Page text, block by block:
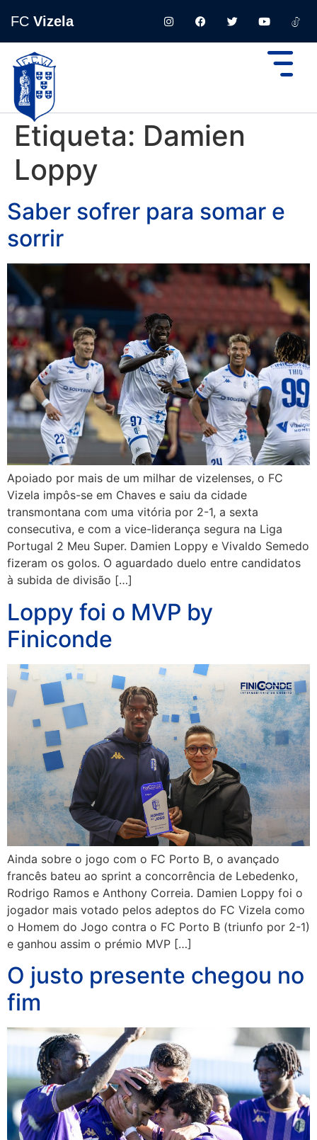
FC Vizela
Etiqueta: Damien
Loppy
Saber sofrer para somar e
sorrir
Apoiado por mais de um milhar de vizelenses, o FC
Vizela impôs-se em Chaves e saiu da cidade
transmontana com uma vitória por 2-1, a sexta
consecutiva, e com a vice-liderança segura na Liga
Portugal 2 Meu Super. Damien Loppy e Vivaldo Semedo
fizeram os golos. O aguardado duelo entre candidatos
à subida de divisão […]
Loppy foi o MVP by
Finiconde
Ainda sobre o jogo com o FC Porto B, o avançado
francês bateu ao sprint a concorrência de Lebedenko,
Rodrigo Ramos e Anthony Correia. Damien Loppy foi o
jogador mais votado pelos adeptos do FC Vizela como
o Homem do Jogo contra o FC Porto B (triunfo por 2-1)
e ganhou assim o prémio MVP […]
O justo presente chegou no
fim